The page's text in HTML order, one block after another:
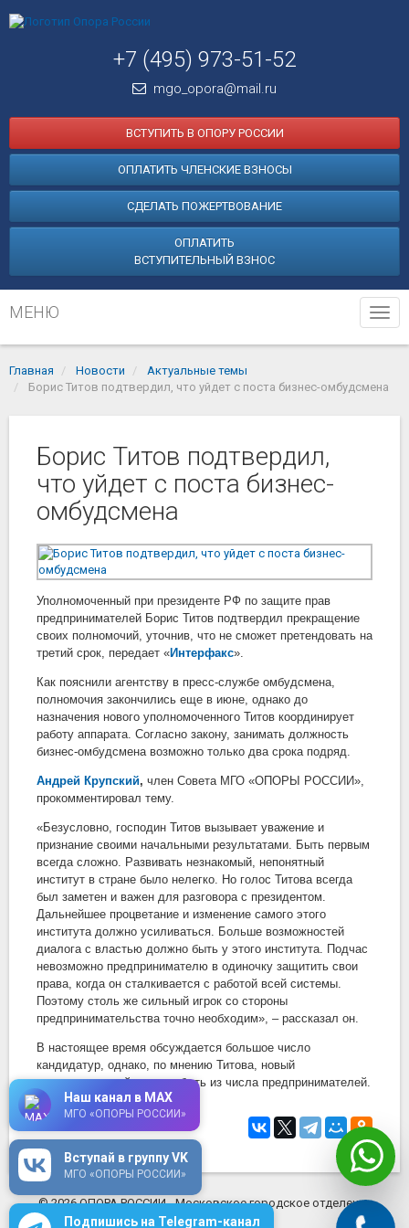
+7 (495) 973-51-52
mgo_opora@mail.ru
ВСТУПИТЬ В ОПОРУ РОССИИ
ОПЛАТИТЬ ЧЛЕНСКИЕ ВЗНОСЫ
СДЕЛАТЬ ПОЖЕРТВОВАНИЕ
ОПЛАТИТЬ
ВСТУПИТЕЛЬНЫЙ ВЗНОС
МЕНЮ
Главная Новости
Актуальные темы
Борис Титов подтвердил, что уйдет с поста бизнес-омбудсмена
Борис Титов подтвердил,
что уйдет с поста бизнес-
омбудсмена
Уполномоченный при президенте РФ по защите прав
предпринимателей Борис Титов подтвердил прекращение
своих полномочий, уточнив, что не сможет претендовать на
третий срок, передает «Интерфакс».
Как пояснили агентству в пресс-службе омбудсмена,
полномочия закончились еще в июне, однако до
назначения нового уполномоченного Титов координирует
работу аппарата. Согласно закону, занимать должность
бизнес-омбудсмена возможно только два срока подряд.
Андрей Крупский, член Совета МГО «ОПОРЫ РОССИИ»,
прокомментировал тему.
«Безусловно, господин Титов вызывает уважение и
признание своими начальными результатами. Быть первым
всегда сложно. Развивать незнакомый, непонятный
институт в стране было нелегко. Но голос Титова всегда
был заметен и важен для разговора с президентом.
Дальнейшее процветание и изменение самого этого
института должно усиливаться. Больше возможностей
диалога с властью должно быть у этого института. Подчас
невозможно предпринимателю в одиночку защитить свои
права, когда он сталкивается с работой всей системы.
Поэтому столь же сильный игрок со стороны
предпринимательства точно необходим», – рассказал он.
В настоящее время обсуждается большое число
кандидатур, однако, по мнению Титова, новый
уполномоченный должен быть из числа предпринимателей.
© 2026 ОПОРА РОССИИ - Московское городское отделение
mosopora.ru
Подпишись на Telegram-канал
Вступай в группу VK
МГО «ОПОРЫ РОССИИ»
Наш канал в MAX
МГО «ОПОРЫ РОССИИ»